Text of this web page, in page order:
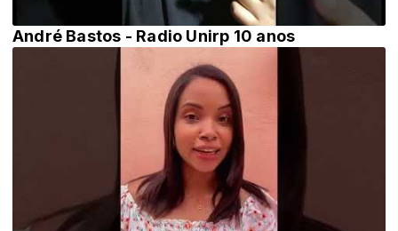
André Bastos - Radio Unirp 10 anos